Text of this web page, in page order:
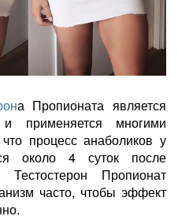
а Пропионата является
применяется многими
процесс анаболиков у
около 4 суток после
Тестостерон Пропионат
часто, чтобы эффект